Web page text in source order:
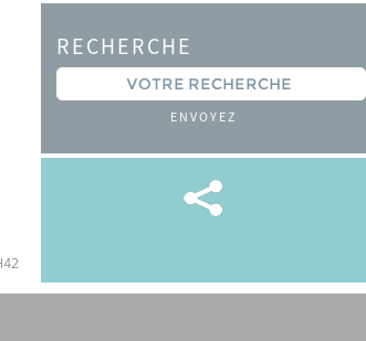
RECHERCHE
ENVOYEZ